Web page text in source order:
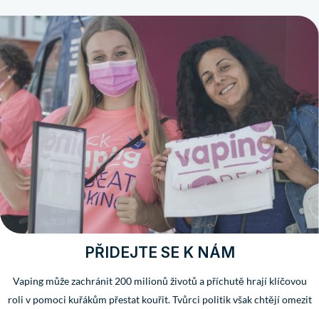
PŘIDEJTE SE K NÁM
Vaping může zachránit 200 milionů životů a příchutě hrají klíčovou
roli v pomoci kuřákům přestat kouřit. Tvůrci politik však chtějí omezit